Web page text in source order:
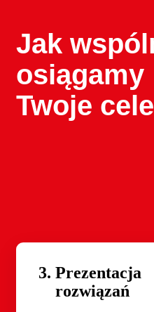
Jak
osiągamy
Twoje
Prezentacja
rozwiązań